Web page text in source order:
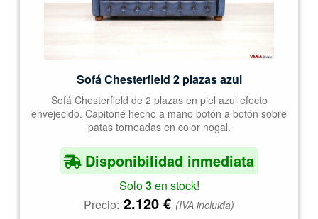
Sofá Chesterfield 2 plazas azul
Sofá Chesterfield de 2 plazas en piel azul efecto
envejecido. Capitoné hecho a mano botón a botón sobre
patas torneadas en color nogal.
Disponibilidad inmediata
Solo3en stock!
Precio: 2.120 € (IVA incluida)